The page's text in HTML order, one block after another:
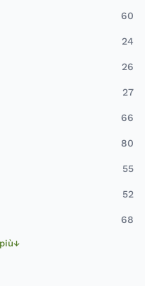
60
24
26
27
66
80
55
52
68